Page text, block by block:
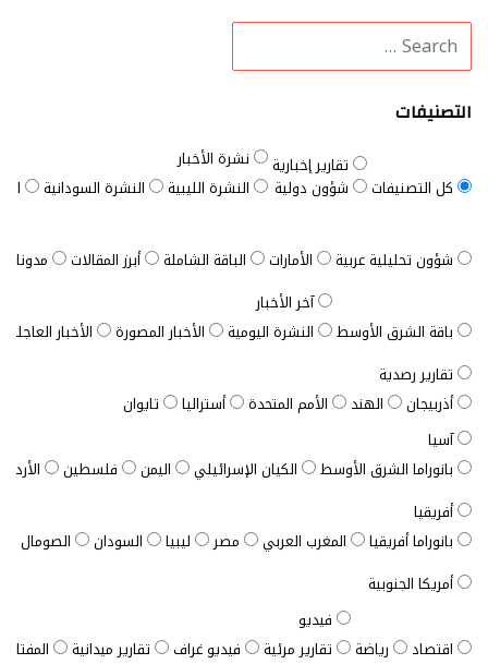
التصنيفات
كل التصنيفات
تقارير إخبارية
شؤون دولية
نشرة الأخبار
النشرة الليبية
النشرة السودانية
شؤون تحليلية عربية الأمارات الباقة الشاملة أبرز المقالات مدونات
باقة الشرق الأوسط
آخر الأخبار
النشرة اليومية
الأخبار المصورة
الأخبار العاجلة
تقارير رصدية
أذربيجان
الهند الأمم المتحدة أستراليا
تايوان
آسيا
بانوراما الشرق الأوسط
الكيان الإسرائيلي اليمن فلسطين
الأردن
أفريقيا
بانوراما أفريقيا
المغرب العربي مصر ليبيا السودان الصومال
أمريكا الجنوبية
اقتصاد رياضة
فيديو
تقارير مرئية
فيديو غراف تقارير ميدانية